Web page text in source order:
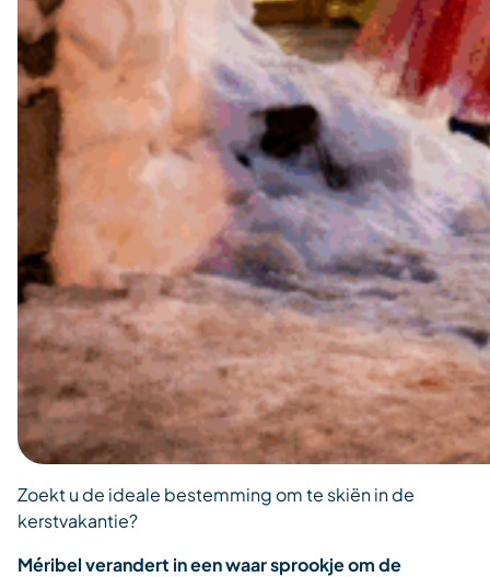
Zoekt u de ideale bestemming om te skiën in de
kerstvakantie?
Méribel verandert in een waar sprookje om de